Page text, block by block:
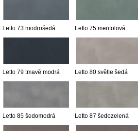
Letto 73 modrošedá Letto 75 mentolová
Letto 79 tmavě modrá Letto 80 světle šedá
Letto 85 šedomodrá Letto 87 šedozelená